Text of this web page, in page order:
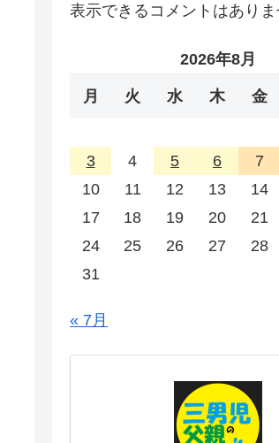
表示できるコメントはありま
2026年8月
月 火 水 木 金
3
4 5 6 7
10
11 12 13 14
17
18 19 20 21
24
25 26 27 28
31
« 7月